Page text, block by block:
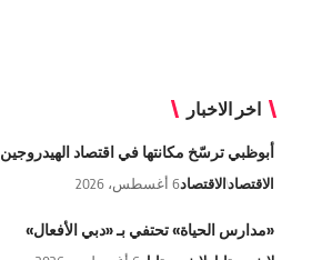
اخر الاخبار
أبوظبي ترسّخ مكانتها في اقتصاد الهيدروجين
الاقتصادالاقتصاد6 أغسطس، 2026
«مدارس الحياة» تحتفي بـ «دبي الأفعال»